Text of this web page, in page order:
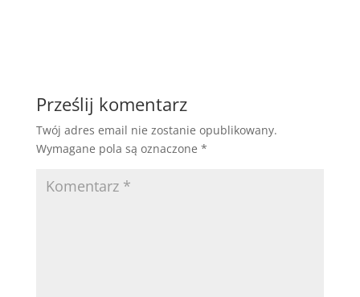
Prześlij komentarz
Twój adres email nie zostanie opublikowany.
Wymagane pola są oznaczone *